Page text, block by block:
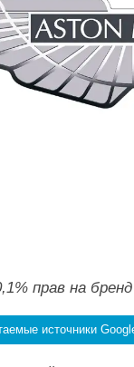
прав на
источники